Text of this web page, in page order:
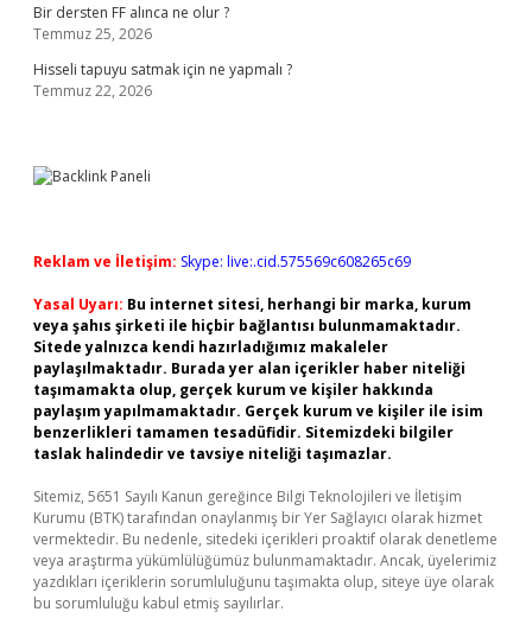
Bir dersten FF alınca ne olur ?
Temmuz 25, 2026
Hisseli tapuyu satmak için ne yapmalı ?
Temmuz 22, 2026
Reklam ve İletişim: Skype: live:.cid.575569c608265c69
Yasal Uyarı: Bu internet sitesi, herhangi bir marka, kurum
veya şahıs şirketi ile hiçbir bağlantısı bulunmamaktadır.
Sitede yalnızca kendi hazırladığımız makaleler
paylaşılmaktadır. Burada yer alan içerikler haber niteliği
taşımamakta olup, gerçek kurum ve kişiler hakkında
paylaşım yapılmamaktadır. Gerçek kurum ve kişiler ile isim
benzerlikleri tamamen tesadüfidir. Sitemizdeki bilgiler
taslak halindedir ve tavsiye niteliği taşımazlar.
Sitemiz, 5651 Sayılı Kanun gereğince Bilgi Teknolojileri ve İletişim
Kurumu (BTK) tarafından onaylanmış bir Yer Sağlayıcı olarak hizmet
vermektedir. Bu nedenle, sitedeki içerikleri proaktif olarak denetleme
veya araştırma yükümlülüğümüz bulunmamaktadır. Ancak, üyelerimiz
yazdıkları içeriklerin sorumluluğunu taşımakta olup, siteye üye olarak
bu sorumluluğu kabul etmiş sayılırlar.